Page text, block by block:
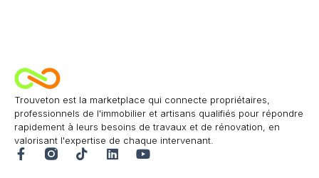
Trouveton est la marketplace qui connecte propriétaires,
professionnels de l'immobilier et artisans qualifiés pour répondre
rapidement à leurs besoins de travaux et de rénovation, en
valorisant l'expertise de chaque intervenant.